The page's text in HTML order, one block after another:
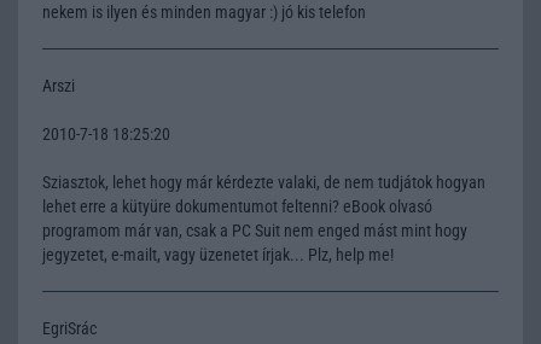
nekem is ilyen és minden magyar :) jó kis telefon
Arszi
2010-7-18 18:25:20
Sziasztok, lehet hogy már kérdezte valaki, de nem tudjátok hogyan
lehet erre a kütyüre dokumentumot feltenni? eBook olvasó
programom már van, csak a PC Suit nem enged mást mint hogy
jegyzetet, e-mailt, vagy üzenetet írjak... Plz, help me!
EgriSrác